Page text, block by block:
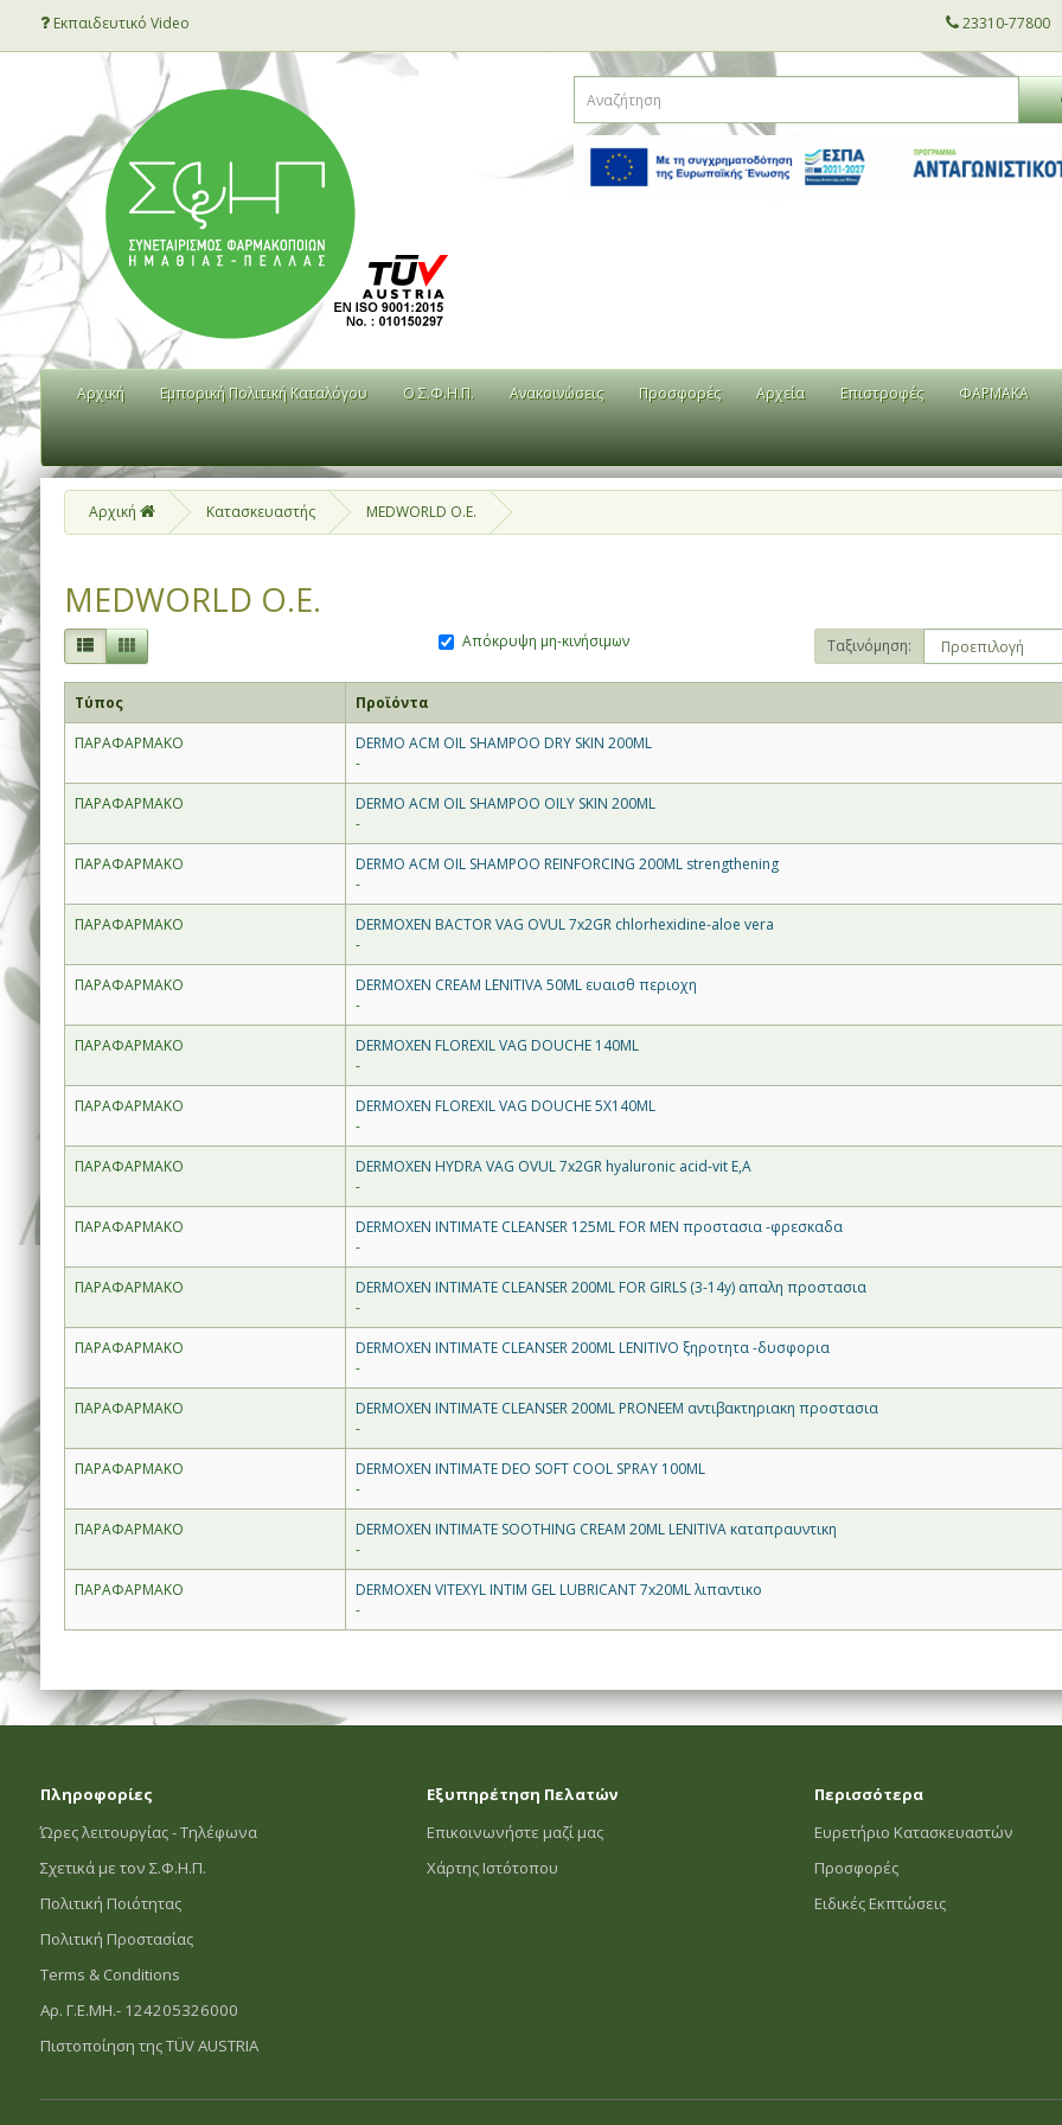
Εκπαιδευτικό Video 23310-77800
Αρχική Εμπορική Πολιτική Καταλόγου Ο Σ.Φ.Η.Π. Ανακοινώσεις Προσφορές Αρχεία Επιστροφές ΦΑΡΜΑΚΑ
Αρχική Κατασκευαστής MEDWORLD O.E.
MEDWORLD O.E.
Απόκρυψη μη-κινήσιμων Ταξινόμηση:
Τύπος
Προϊόντα
ΠΑΡΑΦΑΡΜΑΚΟ
DERMO ACM OIL SHAMPOO DRY SKIN 200ML
-
ΠΑΡΑΦΑΡΜΑΚΟ
DERMO ACM OIL SHAMPOO OILY SKIN 200ML
-
ΠΑΡΑΦΑΡΜΑΚΟ
DERMO ACM OIL SHAMPOO REINFORCING 200ML strengthening
-
ΠΑΡΑΦΑΡΜΑΚΟ
DERMOXEN BACTOR VAG OVUL 7x2GR chlorhexidine-aloe vera
-
ΠΑΡΑΦΑΡΜΑΚΟ
DERMOXEN CREAM LENITIVA 50ML ευαισθ περιοχη
-
ΠΑΡΑΦΑΡΜΑΚΟ
DERMOXEN FLOREXIL VAG DOUCHE 140ML
-
ΠΑΡΑΦΑΡΜΑΚΟ
DERMOXEN FLOREXIL VAG DOUCHE 5X140ML
-
ΠΑΡΑΦΑΡΜΑΚΟ
DERMOXEN HYDRA VAG OVUL 7x2GR hyaluronic acid-vit E,A
-
ΠΑΡΑΦΑΡΜΑΚΟ
DERMOXEN INTIMATE CLEANSER 125ML FOR MEN προστασια -φρεσκαδα
-
ΠΑΡΑΦΑΡΜΑΚΟ
DERMOXEN INTIMATE CLEANSER 200ML FOR GIRLS (3-14y) απαλη προστασια
-
ΠΑΡΑΦΑΡΜΑΚΟ
DERMOXEN INTIMATE CLEANSER 200ML LENITIVO ξηροτητα -δυσφορια
-
ΠΑΡΑΦΑΡΜΑΚΟ
DERMOXEN INTIMATE CLEANSER 200ML PRONEEM αντιβακτηριακη προστασια
-
ΠΑΡΑΦΑΡΜΑΚΟ
DERMOXEN INTIMATE DEO SOFT COOL SPRAY 100ML
-
ΠΑΡΑΦΑΡΜΑΚΟ
DERMOXEN INTIMATE SOOTHING CREAM 20ML LENITIVA καταπραυντικη
-
ΠΑΡΑΦΑΡΜΑΚΟ
DERMOXEN VITEXYL INTIM GEL LUBRICANT 7x20ML λιπαντικο
-
Πληροφορίες
Ώρες λειτουργίας - Τηλέφωνα
Σχετικά με τον Σ.Φ.Η.Π.
Πολιτική Ποιότητας
Πολιτική Προστασίας
Terms & Conditions
Αρ. Γ.Ε.ΜΗ.- 124205326000
Πιστοποίηση της TÜV AUSTRIA
Εξυπηρέτηση Πελατών
Επικοινωνήστε μαζί μας
Χάρτης Ιστότοπου
Περισσότερα
Ευρετήριο Κατασκευαστών
Προσφορές
Ειδικές Εκπτώσεις